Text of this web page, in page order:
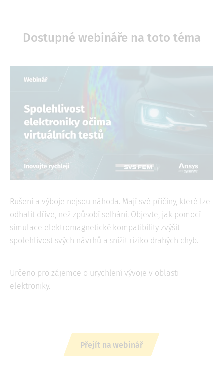
Dostupné webináře na toto téma
Rušení a výboje nejsou náhoda. Mají své příčiny, které lze
odhalit dříve, než způsobí selhání. Objevte, jak pomocí
simulace elektromagnetické kompatibility zvýšit
spolehlivost svých návrhů a snížit riziko drahých chyb.
Určeno pro zájemce o urychlení vývoje v oblasti
elektroniky.
Přejít na webinář